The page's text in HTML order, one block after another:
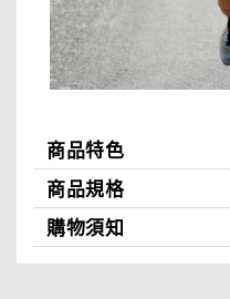
商品特色
商品規格
購物須知